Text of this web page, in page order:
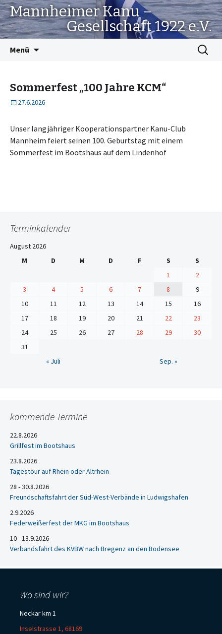
Mannheimer Kanu –
Gesellschaft 1922 e.V.
Menü
Suchen
nach:
Sommerfest „100 Jahre KCM“
27.6.2026
Unser langjähriger Kooperationspartner Kanu-Club
Mannheim feiert seinen 100. Geburtstag mit einem
Sommerfest im Bootshaus auf dem Lindenhof
Terminkalender
August 2026
M
D M D F S
S
1
2
3
4 5 6 7 8
9
10
11 12 13 14 15
16
17
18 19 20 21 22
23
24
25 26 27 28 29
30
31
« Juli
Sep. »
kommende Termine
22.8.2026
Grillfest im Bootshaus
23.8.2026
Tagestour auf Rhein oder Altrhein
28 - 30.8.2026
Freundschaftsfahrt der Süd-West-Verbände in Ludwigshafen
2.9.2026
Federweißerfest der MKG im Bootshaus
10 - 13.9.2026
Verbandsfahrt des KVBW nach Bregenz an den Bodensee
Wo sind wir?
Neckar km 1
Inselstrasse 1, 68169